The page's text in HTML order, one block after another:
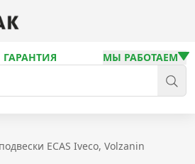
ГАРАНТИЯ МЫ РАБОТАЕМ
ECAS Iveco, Volzanin